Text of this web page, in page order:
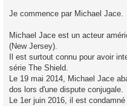
Je commence par Michael Jace.
Michael Jace est un acteur
(New Jersey).
Il est surtout connu pour avoir
série The Shield.
Le 19 mai 2014, Michael Jace
dos lors d'une dispute conjugale.
Le 1er juin 2016, il est